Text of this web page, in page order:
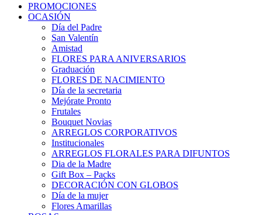
PROMOCIONES
OCASIÓN
Día del Padre
San Valentín
Amistad
FLORES PARA ANIVERSARIOS
Graduación
FLORES DE NACIMIENTO
Día de la secretaria
Mejórate Pronto
Frutales
Bouquet Novias
ARREGLOS CORPORATIVOS
Institucionales
ARREGLOS FLORALES PARA DIFUNTOS
Dia de la Madre
Gift Box – Packs
DECORACIÓN CON GLOBOS
Día de la mujer
Flores Amarillas